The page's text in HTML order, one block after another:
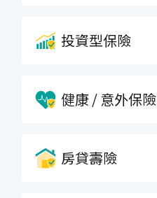
投資型保險
健康 / 意外保險
房貸壽險